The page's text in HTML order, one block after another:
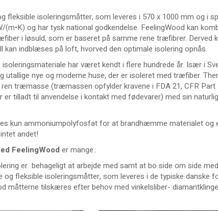
fleksible isoleringsmåtter, som leveres i 570 x 1000 mm og i
(m•K) og har tysk national godkendelse. FeelingWood kan
i løsuld, som er baseret på samme rene træfibrer. Derved
kan indblæses på loft, hvorved den optimale isolering opnås.
har været kendt i flere hundrede år. Især i
utallige nye og moderne huse, der er isoleret med træfiber.
træmasse (træmassen opfylder kravene i FDA 21, CFR Part
er tilladt til anvendelse i kontakt med fødevarer) med sin
kun ammoniumpolyfosfat for at brandhæmme materialet og
andet!
FeelingWood er mange.:
er behageligt at arbejde med samt at bo side om side
og fleksible isoleringsmåtter, som leveres i de typiske danske
måtterne tilskæres efter behov med vinkelsliber-